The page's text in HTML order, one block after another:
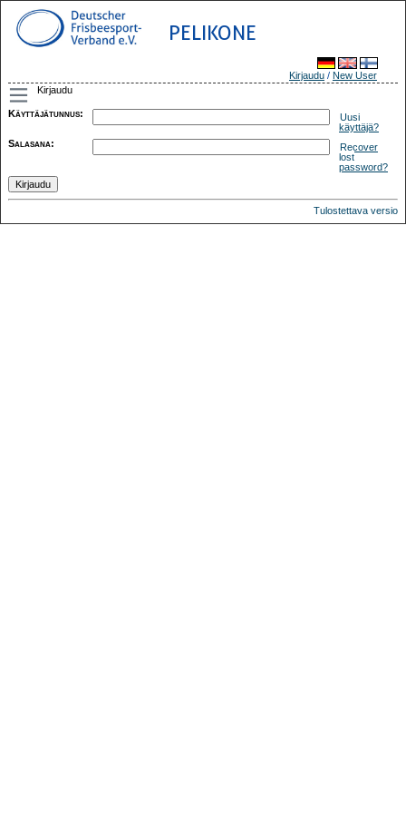
PELIKONE
Kirjaudu / New User
Kirjaudu
Käyttäjätunnus:
Uusi
käyttäjä?
Salasana:
Recover
lost
password?
Tulostettava versio